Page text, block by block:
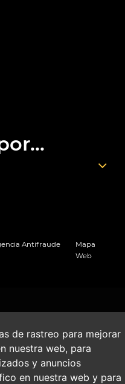
de rastreo para mejorar
nuestra web, para
y anuncios
en nuestra web y para
Antifraude
Mapa
Web